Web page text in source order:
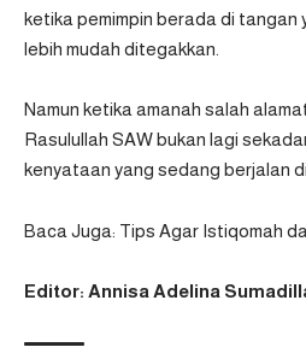
ketika pemimpin berada di tangan
lebih mudah ditegakkan.
Namun ketika amanah salah
Rasulullah SAW bukan lagi
kenyataan yang sedang berjalan
Baca Juga: Tips Agar Istiqomah
Editor: Annisa Adelina